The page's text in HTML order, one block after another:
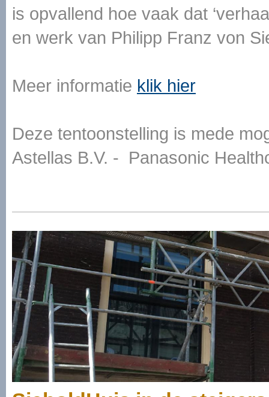
is opvallend hoe vaak dat
en werk van Philipp Franz von
Meer informatie klik hier
Deze tentoonstelling is mede
Astellas B.V. - Panasonic